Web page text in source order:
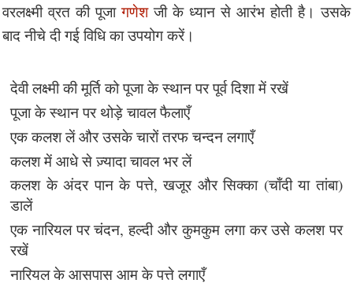
वरलक्ष्मी व्रत की पूजागणेशजी के ध्यान से आरंभ होती है। उसके
बाद नीचे दी गई विधि का उपयोग करें।
देवी लक्ष्मी की मूर्ति को पूजा के स्थान पर पूर्व दिशा में रखें
पूजा के स्थान पर थोड़े चावल फैलाएँ
एक कलश लें और उसके चारों तरफ चन्दन लगाएँ
कलश में आधे से ज़्यादा चावल भर लें
कलश के अंदर पान के पत्ते, खजूर और सिक्का (चाँदी या तांबा)
डालें
एक नारियल पर चंदन, हल्दी और कुमकुम लगा कर उसे कलश पर
रखें
नारियल के आसपास आम के पत्ते लगाएँ